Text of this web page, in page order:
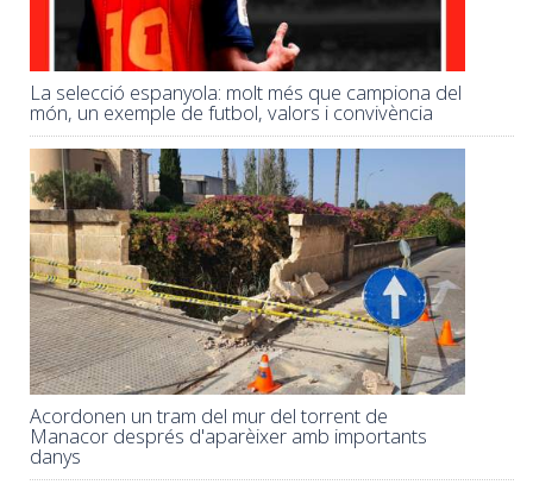
La selecció espanyola: molt més que campiona del
món, un exemple de futbol, valors i convivència
Acordonen un tram del mur del torrent de
Manacor després d'aparèixer amb importants
danys